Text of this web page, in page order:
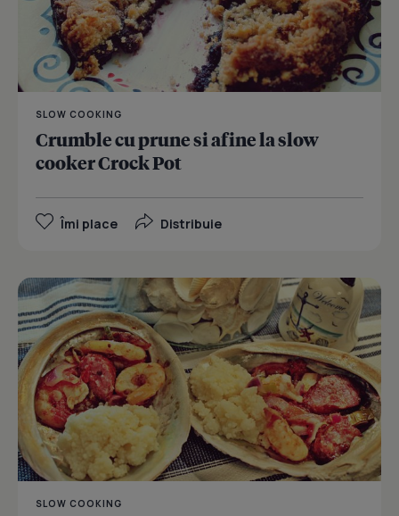
SLOW COOKING
Crumble cu prune si afine la slow
cooker Crock Pot
Îmi place Distribuie
SLOW COOKING